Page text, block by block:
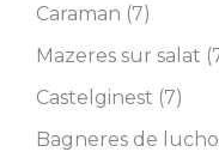
Caraman (7)
Mazeres sur salat
Castelginest (7)
Bagneres de